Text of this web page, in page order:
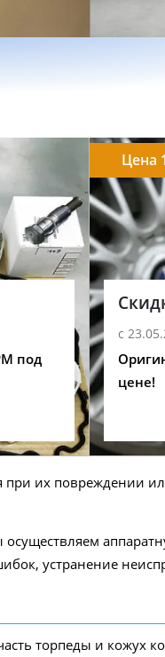
под
с
Цена
цене!
при их
устранение
торпеды и кожух